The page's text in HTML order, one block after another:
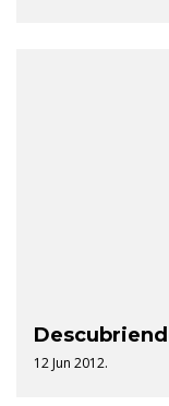
12 Jun 2012.